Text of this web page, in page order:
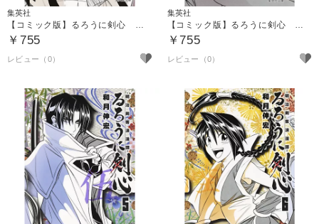
集英社
【コミック版】るろうに剣心 ３
￥755
集英社
【コミック版】るろうに剣心 ４
￥755